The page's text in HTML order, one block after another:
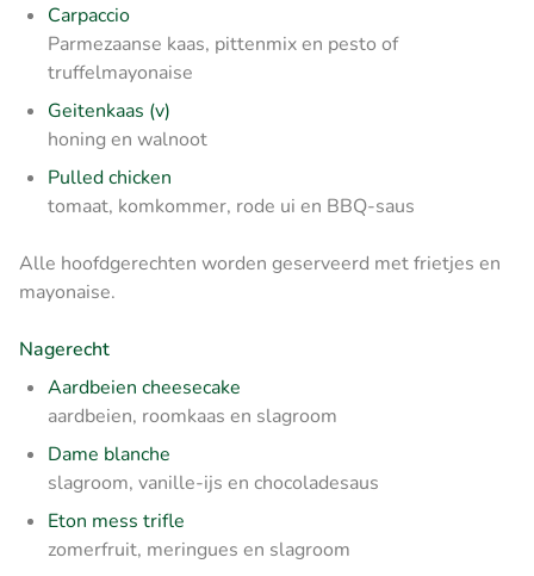
Carpaccio
Parmezaanse kaas, pittenmix en pesto of
truffelmayonaise
Geitenkaas (v)
honing en walnoot
Pulled chicken
tomaat, komkommer, rode ui en BBQ-saus
Alle hoofdgerechten worden geserveerd met frietjes en
mayonaise.
Nagerecht
Aardbeien cheesecake
aardbeien, roomkaas en slagroom
Dame blanche
slagroom, vanille-ijs en chocoladesaus
Eton mess trifle
zomerfruit, meringues en slagroom